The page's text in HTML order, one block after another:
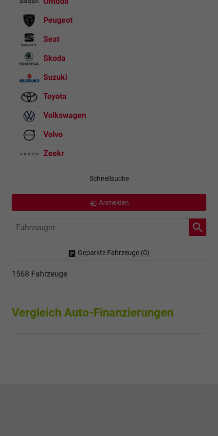
Peugeot
Seat
Skoda
Suzuki
Toyota
Volkswagen
Volvo
Zeekr
Schnellsuche
Anmelden
Fahrzeugnr.
Geparkte Fahrzeuge (0)
1568 Fahrzeuge
Vergleich Auto-Finanzierungen